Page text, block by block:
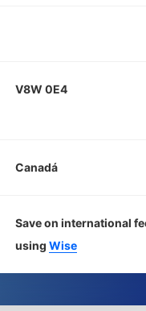
V8W 0E4
Canadá
Save on international
using Wise